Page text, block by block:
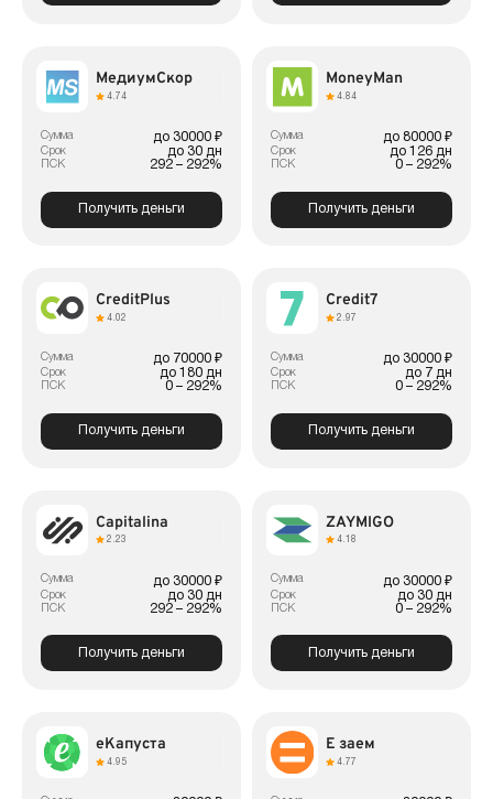
МедиумСкор
4.74
Сумма до 30000 ₽
Срок до 30 дн
ПСК 292 – 292%
Получить деньги
MoneyMan
4.84
Сумма до 80000 ₽
Срок до 126 дн
ПСК 0 – 292%
Получить деньги
CreditPlus
4.02
Сумма до 70000 ₽
Срок до 180 дн
ПСК 0 – 292%
Получить деньги
Credit7
2.97
Сумма до 30000 ₽
Срок до 7 дн
ПСК 0 – 292%
Получить деньги
Capitalina
2.23
Сумма до 30000 ₽
Срок до 30 дн
ПСК 292 – 292%
Получить деньги
ZAYMIGO
4.18
Сумма до 30000 ₽
Срок до 30 дн
ПСК 0 – 292%
Получить деньги
еКапуста
4.95
Е заем
4.77